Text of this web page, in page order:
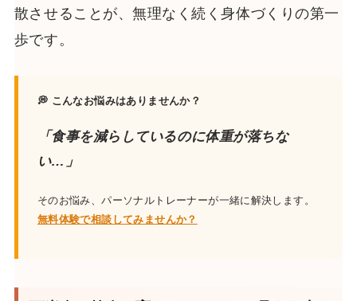
散させることが、無理なく続く身体づくりの第一
歩です。
💭 こんなお悩みはありませんか？
「食事を減らしているのに体重が落ちな
い…」
そのお悩み、パーソナルトレーナーが一緒に解決します。
無料体験で相談してみませんか？